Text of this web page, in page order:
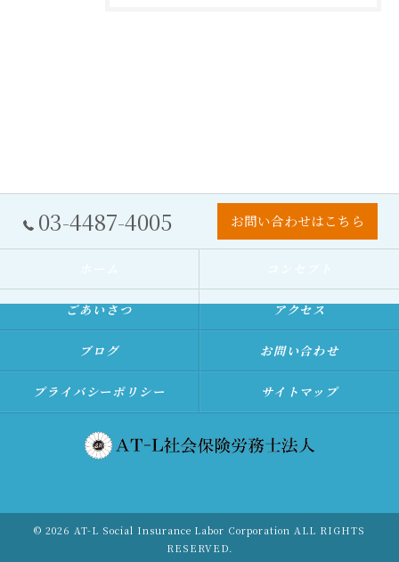
03-4487-4005 お問い合わせはこちら
ごあいさつ アクセス
ブログ お問い合わせ
プライバシーポリシー サイトマップ
© 2026 AT-L Social Insurance Labor Corporation ALL RIGHTS
RESERVED.